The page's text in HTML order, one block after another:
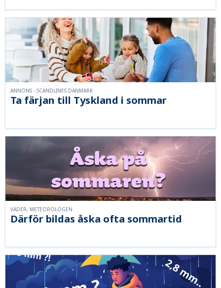
Ta färjan till Tyskland i sommar
ANNONS - SCANDLINES DANMARK
Därför bildas åska ofta sommartid
VÄDER, METEOROLOGEN